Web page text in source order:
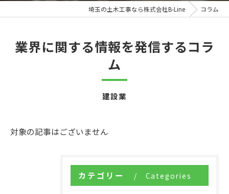
埼玉の土木工事なら株式会社B-Line コラム
業界に関する情報を発信するコラ
ム
建設業
対象の記事はございません
カテゴリー Categories